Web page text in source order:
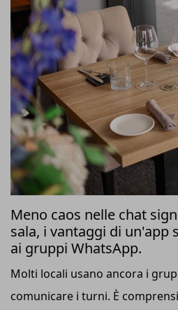
Meno caos nelle chat
sala, i vantaggi di un'app
ai gruppi WhatsApp.
Molti locali usano ancora i
comunicare i turni. È